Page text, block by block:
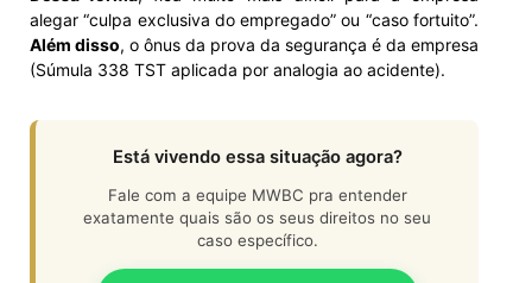
alegar “culpa exclusiva do empregado” ou “caso fortuito”.
Além disso, o ônus da prova da segurança é da empresa
(Súmula 338 TST aplicada por analogia ao acidente).
Está vivendo essa situação agora?
Fale com a equipe MWBC pra entender
exatamente quais são os seus direitos no seu
caso específico.